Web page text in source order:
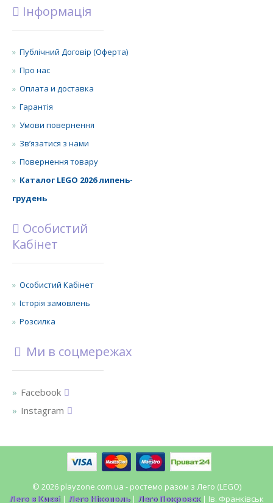
Інформація
Публічний Договір (Оферта)
Про нас
Оплата и доставка
Гарантія
Умови повернення
Зв’язатися з нами
Повернення товару
Каталог LEGO 2026 липень-
грудень
Особистий
Кабінет
Особистий Кабінет
Історія замовлень
Розсилка
Ми в соцмережах
Facebook
Instagram
© 2026 playzone.com.ua - ростемо разом з Лего (LEGO)
Лего в Києві | Лего Нікополь| Лего Покровск| Ів. Франківськ